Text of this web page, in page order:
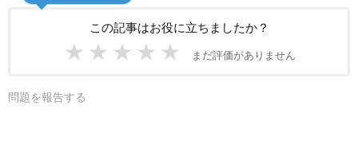
この記事はお役に立ちましたか？
★ ★ ★ ★ ★ まだ評価がありません
問題を報告する